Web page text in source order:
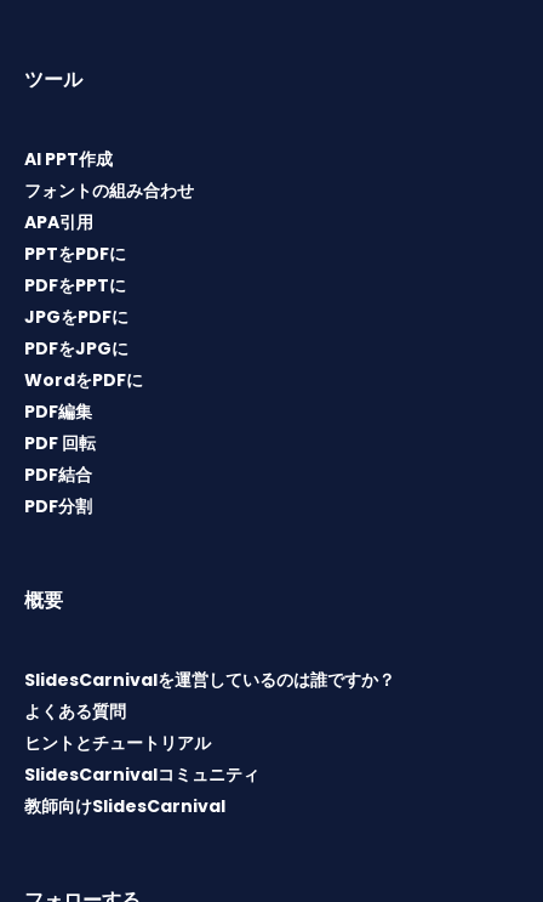
ツール
AI PPT作成
フォントの組み合わせ
APA引用
PPTをPDFに
PDFをPPTに
JPGをPDFに
PDFをJPGに
WordをPDFに
PDF編集
PDF 回転
PDF結合
PDF分割
概要
SlidesCarnivalを運営しているのは誰ですか？
よくある質問
ヒントとチュートリアル
SlidesCarnivalコミュニティ
教師向けSlidesCarnival